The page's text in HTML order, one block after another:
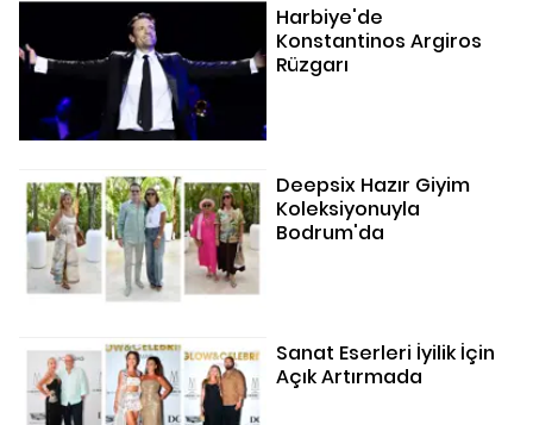
Harbiye'de
Konstantinos Argiros
Rüzgarı
Deepsix Hazır Giyim
Koleksiyonuyla
Bodrum'da
Sanat Eserleri İyilik İçin
Açık Artırmada